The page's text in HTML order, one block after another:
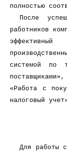
полностью
После
работников
системой по
«Работа с
налоговый
Для работы